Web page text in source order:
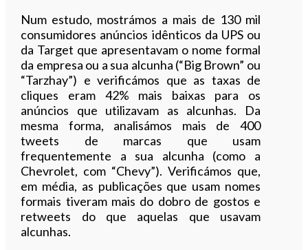
Num estudo, mostrámos a mais de 130 mil
consumidores anúncios idênticos da UPS ou
da Target que apresentavam o nome formal
da empresa ou a sua alcunha (“Big Brown” ou
“Tarzhay”) e verificámos que as taxas de
cliques eram 42% mais baixas para os
anúncios que utilizavam as alcunhas. Da
mesma forma, analisámos mais de 400
tweets de marcas que usam
frequentemente a sua alcunha (como a
Chevrolet, com “Chevy”). Verificámos que,
em média, as publicações que usam nomes
formais tiveram mais do dobro de gostos e
retweets do que aquelas que usavam
alcunhas.